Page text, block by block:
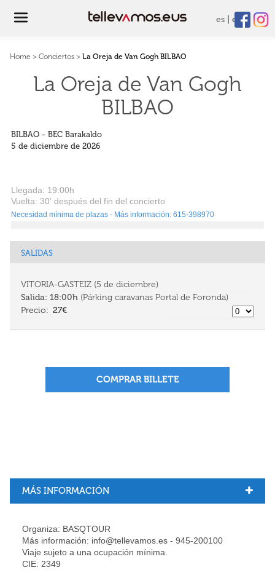
es eu
Home > Conciertos > La Oreja de Van Gogh BILBAO
La Oreja de Van Gogh
BILBAO
BILBAO - BEC Barakaldo
5 de diciembre de 2026
Llegada: 19:00h
Vuelta: 30' después del fin del concierto
Necesidad mínima de plazas - Más información: 615-398970
VITORIA-GASTEIZ (5 de diciembre)
Salida: 18:00h (Párking caravanas Portal de Foronda)
27€
COMPRAR BILLETE
MÁS INFORMACIÓN
Organiza: BASQTOUR
Más información: info@tellevamos.es - 945-200100
Viaje sujeto a una ocupación mínima.
CIE: 2349